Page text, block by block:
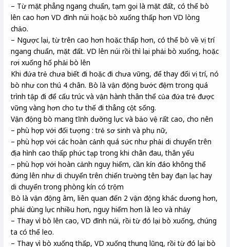
– Từ mặt phẳng ngang chuẩn, tạm gọi là mặt đất, có thể bò
lên cao hơn VD đỉnh núi hoặc bò xuống thấp hơn VD lòng
chảo.
– Ngược lại, từ trên cao hơn hoặc thấp hơn, có thể bò về vị trí
ngang chuẩn, mặt đất. VD lên núi rồi thì lại phải bò xuống, hoặc
rơi xuống hố phải bò lên
Khi đứa trẻ chưa biết đi hoặc đi chưa vững, để thay đổi vị trí, nó
bò như con thú 4 chân. Bò là vận động bước đệm trong quá
trình tập đi để cấu trúc và vận hành thân thể của đứa trẻ được
vững vàng hơn cho tư thế đi thẳng cột sống.
Vận động bò mang tĩnh dưỡng lực và bảo vệ rất cao, cho nên
– phù hợp với đối tượng : trẻ sơ sinh và phụ nữ,
– phù hợp với các hoàn cảnh quá sức như phải di chuyển trên
địa hình cao thấp phức tạp trong khi chân đau, thân yếu
– phù hợp với hoàn cảnh nguy hiểm, cần kín đáo không thể
đứng lên như di chuyển trên chiến trường tên bay đạn lạc hay
di chuyển trong phòng kín có trộm
Bò là vận động âm, liên quan đến 2 vận động khác dương hơn,
phải dùng lực nhiều hơn, nguy hiểm hơn là leo và nhảy
– Thay vì bò lên cao, VD đỉnh núi, rồi từ đó lại bò xuống, chúng
ta có thể leo.
– Thay vì bò xuống thấp, VD xuống thung lũng, rồi từ đó lại bò